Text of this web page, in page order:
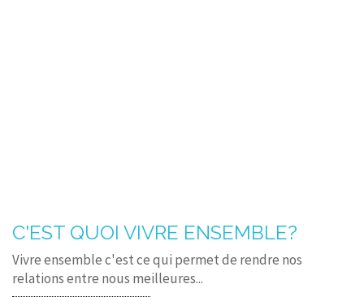
C'EST QUOI VIVRE ENSEMBLE?
Vivre ensemble c'est ce qui permet de rendre nos
relations entre nous meilleures...